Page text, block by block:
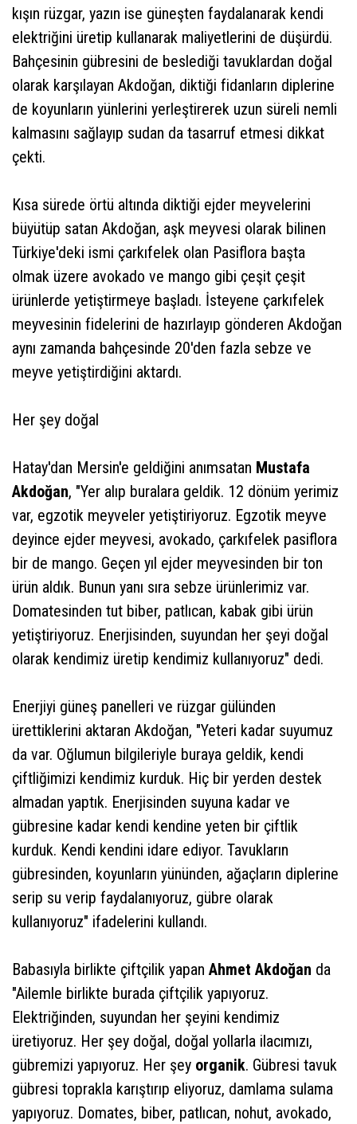
kışın rüzgar, yazın ise güneşten faydalanarak kendi
elektriğini üretip kullanarak maliyetlerini de düşürdü.
Bahçesinin gübresini de beslediği tavuklardan doğal
olarak karşılayan Akdoğan, diktiği fidanların diplerine
de koyunların yünlerini yerleştirerek uzun süreli nemli
kalmasını sağlayıp sudan da tasarruf etmesi dikkat
çekti.
Kısa sürede örtü altında diktiği ejder meyvelerini
büyütüp satan Akdoğan, aşk meyvesi olarak bilinen
Türkiye'deki ismi çarkıfelek olan Pasiflora başta
olmak üzere avokado ve mango gibi çeşit çeşit
ürünlerde yetiştirmeye başladı. İsteyene çarkıfelek
meyvesinin fidelerini de hazırlayıp gönderen Akdoğan
aynı zamanda bahçesinde 20'den fazla sebze ve
meyve yetiştirdiğini aktardı.
Her şey doğal
Hatay'dan Mersin'e geldiğini anımsatan Mustafa
Akdoğan, "Yer alıp buralara geldik. 12 dönüm yerimiz
var, egzotik meyveler yetiştiriyoruz. Egzotik meyve
deyince ejder meyvesi, avokado, çarkıfelek pasiflora
bir de mango. Geçen yıl ejder meyvesinden bir ton
ürün aldık. Bunun yanı sıra sebze ürünlerimiz var.
Domatesinden tut biber, patlıcan, kabak gibi ürün
yetiştiriyoruz. Enerjisinden, suyundan her şeyi doğal
olarak kendimiz üretip kendimiz kullanıyoruz" dedi.
Enerjiyi güneş panelleri ve rüzgar gülünden
ürettiklerini aktaran Akdoğan, "Yeteri kadar suyumuz
da var. Oğlumun bilgileriyle buraya geldik, kendi
çiftliğimizi kendimiz kurduk. Hiç bir yerden destek
almadan yaptık. Enerjisinden suyuna kadar ve
gübresine kadar kendi kendine yeten bir çiftlik
kurduk. Kendi kendini idare ediyor. Tavukların
gübresinden, koyunların yününden, ağaçların diplerine
serip su verip faydalanıyoruz, gübre olarak
kullanıyoruz" ifadelerini kullandı.
Babasıyla birlikte çiftçilik yapan Ahmet Akdoğan da
"Ailemle birlikte burada çiftçilik yapıyoruz.
Elektriğinden, suyundan her şeyini kendimiz
üretiyoruz. Her şey doğal, doğal yollarla ilacımızı,
gübremizi yapıyoruz. Her şey organik. Gübresi tavuk
gübresi toprakla karıştırıp eliyoruz, damlama sulama
yapıyoruz. Domates, biber, patlıcan, nohut, avokado,